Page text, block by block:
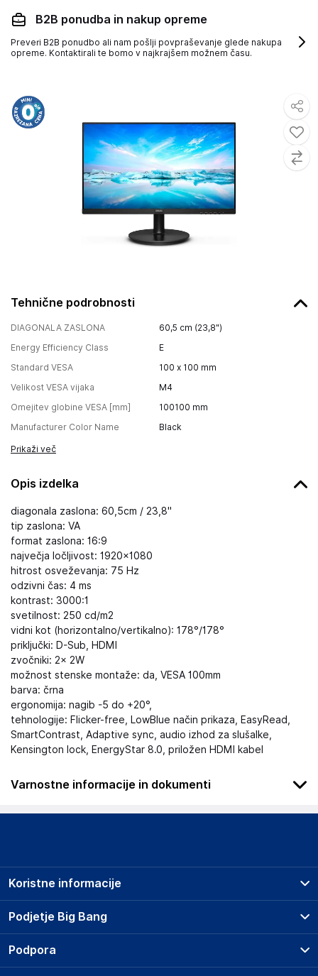
Tehnične podrobnosti
DIAGONALA ZASLONA
60,5 cm (23,8")
Energy Efficiency Class
E
Standard VESA
100 x 100 mm
Velikost VESA vijaka
M4
Omejitev globine VESA [mm]
100100 mm
Manufacturer Color Name
Black
Prikaži več
Opis izdelka
diagonala zaslona: 60,5cm / 23,8"
tip zaslona: VA
format zaslona: 16:9
največja ločljivost: 1920×1080
hitrost osveževanja: 75 Hz
odzivni čas: 4 ms
kontrast: 3000:1
svetilnost: 250 cd/m2
vidni kot (horizontalno/vertikalno): 178°/178°
priključki: D-Sub, HDMI
zvočniki: 2× 2W
možnost stenske montaže: da, VESA 100mm
barva: črna
ergonomija: nagib -5 do +20°,
tehnologije: Flicker-free, LowBlue način prikaza, EasyRead,
SmartContrast, Adaptive sync, audio izhod za slušalke,
Kensington lock
EnergyStar 8.0 , priložen HDMI kabel
Varnostne informacije in dokumenti
Podatki o proizvajalcu
DAP B.V.
The Netherlands
B2B ponudba in nakup opreme
Preveri B2B ponudbo ali nam pošlji povpraševanje glede nakupa
opreme. Kontaktirali te bomo v najkrajšem možnem času.
Podjetje Big Bang
O podjetju
Koristne informacije
Prodajna mesta
Storitve
Dostava, vnos in odvoz
Podpora